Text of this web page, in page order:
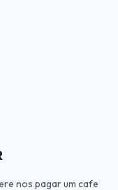
nos pagar um cafe